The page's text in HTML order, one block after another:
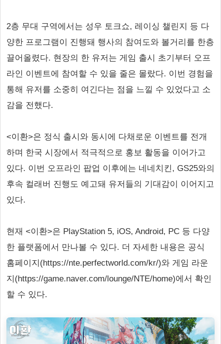
2층 무대 구역에서는 성우 토크쇼, 레이싱 챌린지 등 다
양한 프로그램이 진행돼 행사의 참여도와 볼거리를 한층
끌어올렸다. 현장의 한 유저는 게임 출시 초기부터 오프
라인 이벤트에 참여할 수 있을 줄은 몰랐다. 이번 경험을
통해 유저를 소중히 여긴다는 점을 느낄 수 있었다고 소
감을 전했다.
<이환>은 정식 출시와 동시에 다채로운 이벤트를 전개
하며 한국 시장에서 적극적으로 홍보 활동을 이어가고
있다. 이번 오프라인 팝업 이후에는 네네치킨, GS25와의
후속 컬래버 진행도 예고돼 유저들의 기대감이 이어지고
있다.
현재 <이환>은 PlayStation 5, iOS, Android, PC 등 다양
한 플랫폼에서 만나볼 수 있다. 더 자세한 내용은 공식
홈페이지(https://nte.perfectworld.com/kr/)와 게임 라운
지(https://game.naver.com/lounge/NTE/home)에서 확인
할 수 있다.